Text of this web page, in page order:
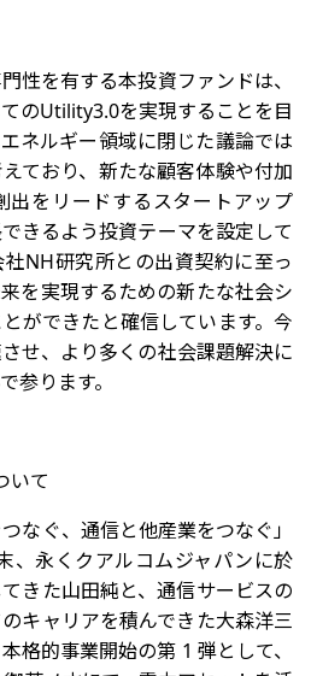
性を有する本投資ファンドは、
のUtility3.0を実現することを目
ネルギー領域に閉じた議論では
ており、新たな顧客体験や付加
出をリードするスタートアップ
きるよう投資テーマを設定して
NH研究所との出資契約に至っ
を実現するための新たな社会シ
ができたと確信しています。今
せ、より多くの社会課題解決に
参ります。
いて
なぐ、通信と他産業をつなぐ」
、永くクアルコムジャパンに於
きた山田純と、通信サービスの
キャリアを積んできた大森洋三
格的事業開始の第 1 弾として、